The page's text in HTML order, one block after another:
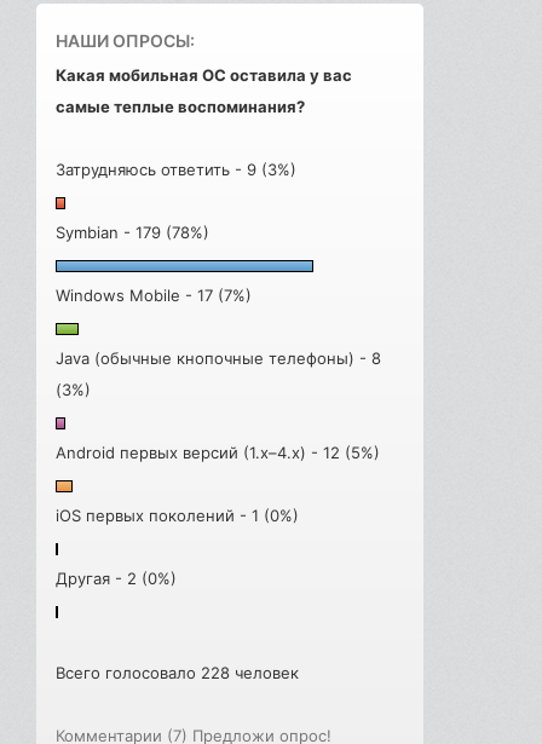
НАШИ ОПРОСЫ:
Какая мобильная ОС оставила у вас
самые теплые воспоминания?
Затрудняюсь ответить - 9 (3%)
Symbian - 179 (78%)
Windows Mobile - 17 (7%)
Java (обычные кнопочные телефоны) - 8
(3%)
Android первых версий (1.x–4.x) - 12 (5%)
iOS первых поколений - 1 (0%)
Другая - 2 (0%)
Всего голосовало 228 человек
Комментарии (7) Предложи опрос!